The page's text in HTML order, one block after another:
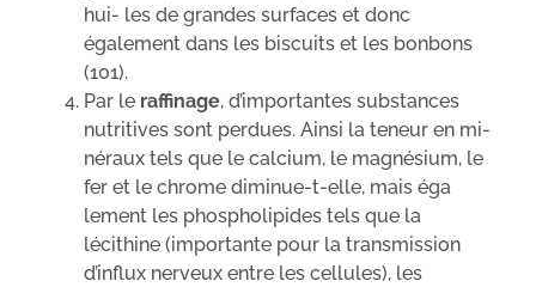
hui- les de grandes surfaces et donc
également dans les biscuits et les bonbons
(101).
Par le raffinage, d’importantes substances
nutritives sont perdues. Ainsi la teneur en mi-
néraux tels que le calcium, le magnésium, le
fer et le chrome diminue-t-elle, mais éga
lement les phospholipides tels que la
lécithine (importante pour la transmission
d’influx nerveux entre les cellules), les